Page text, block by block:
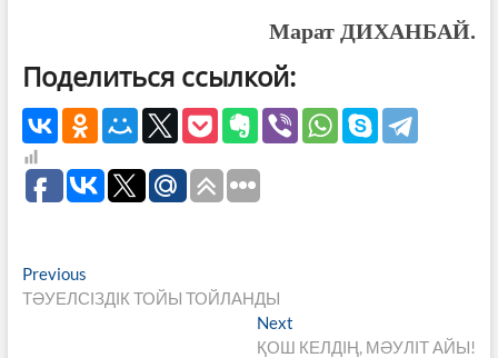
Марат ДИХАНБАЙ.
Поделиться ссылкой:
Навигация
по
PreviousPrevious
post:
ТӘУЕЛСІЗДІК ТОЙЫ ТОЙЛАНДЫ
Next
post:
ҚОШ КЕЛДІҢ, МӘУЛІТ АЙЫ!